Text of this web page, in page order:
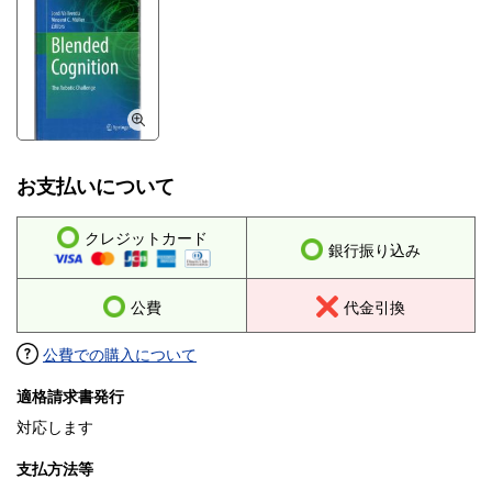
お支払いについて
クレジットカード
銀行振り込み
公費 代金引換
公費での購入について
適格請求書発行
対応します
支払方法等